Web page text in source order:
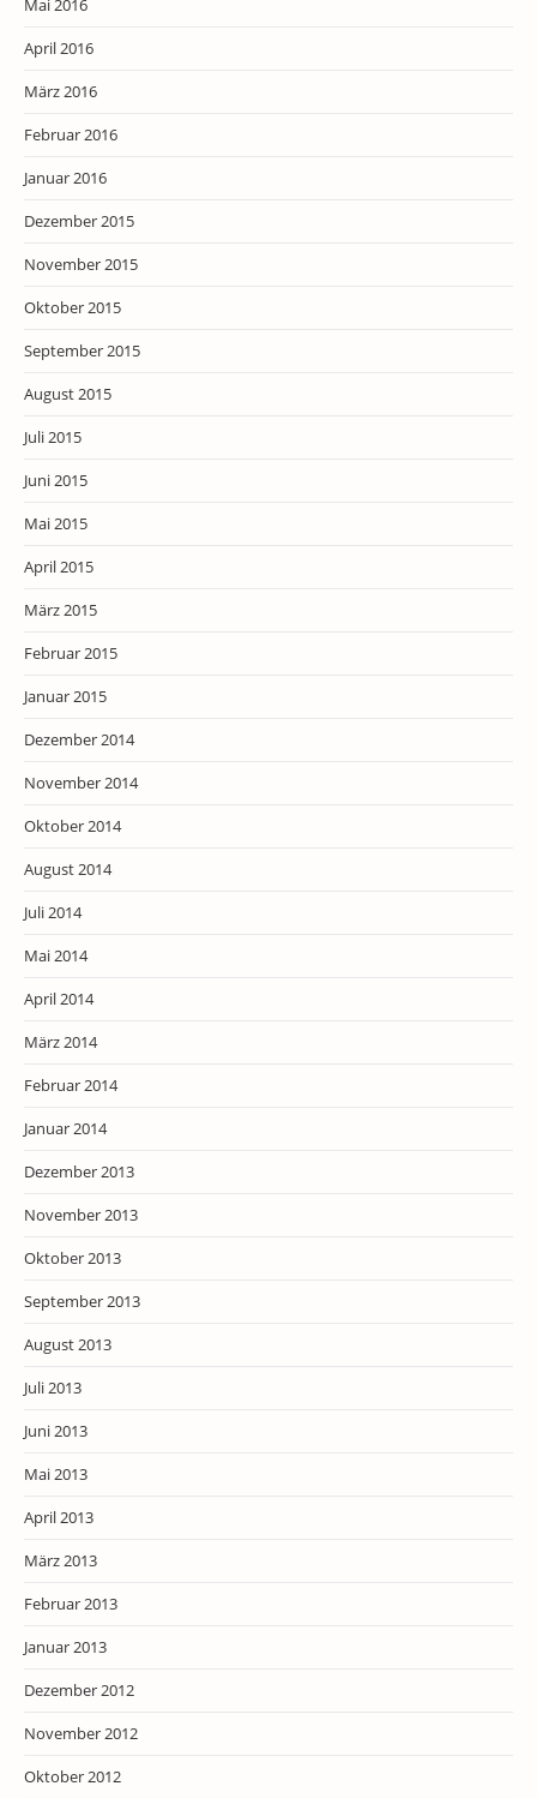
Mai 2016
April 2016
März 2016
Februar 2016
Januar 2016
Dezember 2015
November 2015
Oktober 2015
September 2015
August 2015
Juli 2015
Juni 2015
Mai 2015
April 2015
März 2015
Februar 2015
Januar 2015
Dezember 2014
November 2014
Oktober 2014
August 2014
Juli 2014
Mai 2014
April 2014
März 2014
Februar 2014
Januar 2014
Dezember 2013
November 2013
Oktober 2013
September 2013
August 2013
Juli 2013
Juni 2013
Mai 2013
April 2013
März 2013
Februar 2013
Januar 2013
Dezember 2012
November 2012
Oktober 2012